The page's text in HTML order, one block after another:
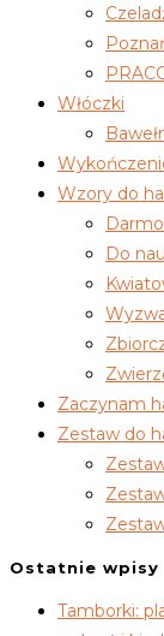
Włóczki
Wzory do
Do
Zaczynam
Zestaw do
Ostatnie wpisy
Tamborki: